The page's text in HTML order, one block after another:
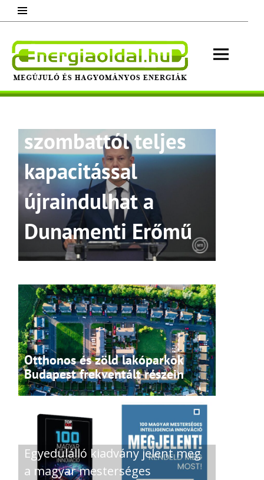
content
Megújuló és hagyományos energiák.
szombattól teljes
kapacitással
újraindulhat a
Dunamenti Erőmű
Otthonos és zöld lakóparkok
Budapest frekventált részein
Egyedülálló kiadvány jelent meg
a magyar mesterséges